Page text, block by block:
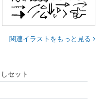
関連イラストをもっと見る
セット